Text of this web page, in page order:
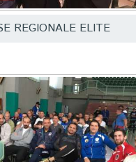
REGIONALE ELITE